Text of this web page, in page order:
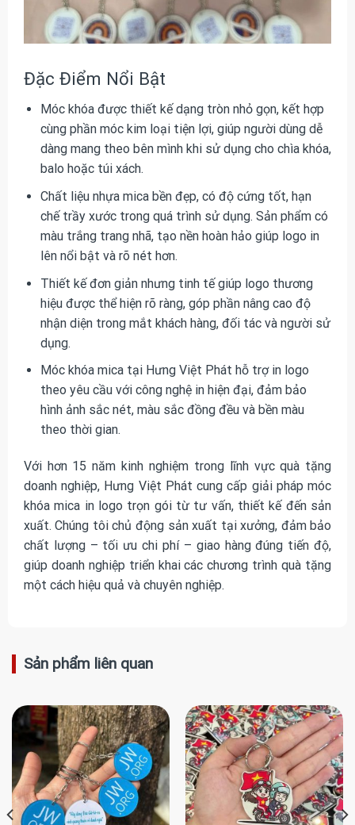
Đặc Điểm Nổi Bật
Móc khóa được thiết kế dạng tròn nhỏ gọn, kết hợp
cùng phần móc kim loại tiện lợi, giúp người dùng dễ
dàng mang theo bên mình khi sử dụng cho chìa khóa,
balo hoặc túi xách.
Chất liệu nhựa mica bền đẹp, có độ cứng tốt, hạn
chế trầy xước trong quá trình sử dụng. Sản phẩm có
màu trắng trang nhã, tạo nền hoàn hảo giúp logo in
lên nổi bật và rõ nét hơn.
Thiết kế đơn giản nhưng tinh tế giúp logo thương
hiệu được thể hiện rõ ràng, góp phần nâng cao độ
nhận diện trong mắt khách hàng, đối tác và người sử
dụng.
Móc khóa mica tại Hưng Việt Phát hỗ trợ in logo
theo yêu cầu với công nghệ in hiện đại, đảm bảo
hình ảnh sắc nét, màu sắc đồng đều và bền màu
theo thời gian.
Với hơn 15 năm kinh nghiệm trong lĩnh vực quà tặng
doanh nghiệp, Hưng Việt Phát cung cấp giải pháp móc
khóa mica in logo trọn gói từ tư vấn, thiết kế đến sản
xuất. Chúng tôi chủ động sản xuất tại xưởng, đảm bảo
chất lượng – tối ưu chi phí – giao hàng đúng tiến độ,
giúp doanh nghiệp triển khai các chương trình quà tặng
một cách hiệu quả và chuyên nghiệp.
Sản phẩm liên quan